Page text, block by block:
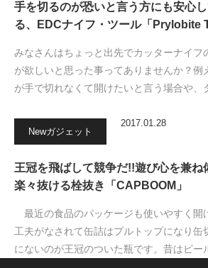
手を切るのが恐いと言う方にも安心
る、EDCナイフ・ツール「Prylobite
みなさんはちょっと出先でカッターナイフ
が欲しいと思った事ってありませんか？例
が手で切れなくて開けたいと言う場合や、
Newガジェット
2017.01.28
王冠を飛ばして競争だ!!遊び心を兼ね
楽々抜ける栓抜き「CAPBOOM」
最近の食品のパッケージも使いやすく開
工夫がなされて缶詰はプルトップになり缶
にないのが王冠のついた瓶です。昔はビー